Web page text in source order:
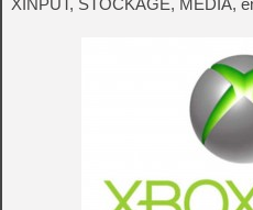
XINPUT, STOCKAGE, MEDIA,